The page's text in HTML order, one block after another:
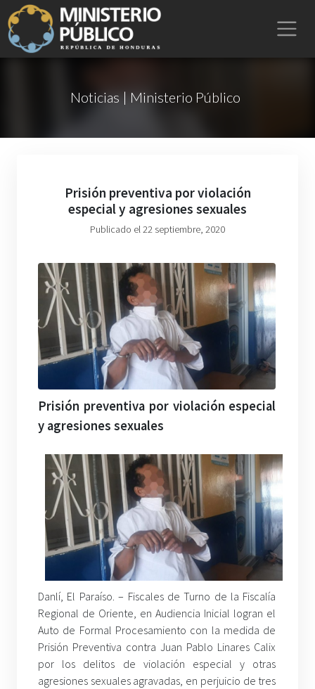
Noticias | Ministerio Público
Prisión preventiva por violación
especial y agresiones sexuales
Publicado el 22 septiembre, 2020
Prisión preventiva por violación especial
y agresiones sexuales
Danlí, El Paraíso. – Fiscales de Turno de la Fiscalía
Regional de Oriente, en Audiencia Inicial logran el
Auto de Formal Procesamiento con la medida de
Prisión Preventiva contra Juan Pablo Linares Calix
por los delitos de violación especial y otras
agresiones sexuales agravadas, en perjuicio de tres